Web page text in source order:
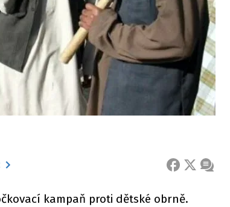
FACEBOOK
X
kampaň proti dětské obrně.